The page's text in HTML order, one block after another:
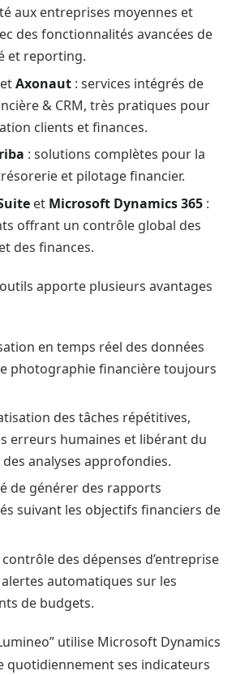
aux entreprises moyennes et
des fonctionnalités avancées de
et reporting.
etAxonaut : services intégrés de
& CRM, très pratiques pour
clients et finances.
: solutions complètes pour la
et pilotage financier.
et Microsoft Dynamics 365 :
offrant un contrôle global des
des finances.
outils apporte plusieurs avantages
en temps réel des données
photographie financière toujours
des tâches répétitives,
erreurs humaines et libérant du
analyses approfondies.
de générer des rapports
suivant les objectifs financiers de
des dépenses d’entreprise
automatiques sur les
de budgets.
utilise Microsoft Dynamics
quotidiennement ses indicateurs